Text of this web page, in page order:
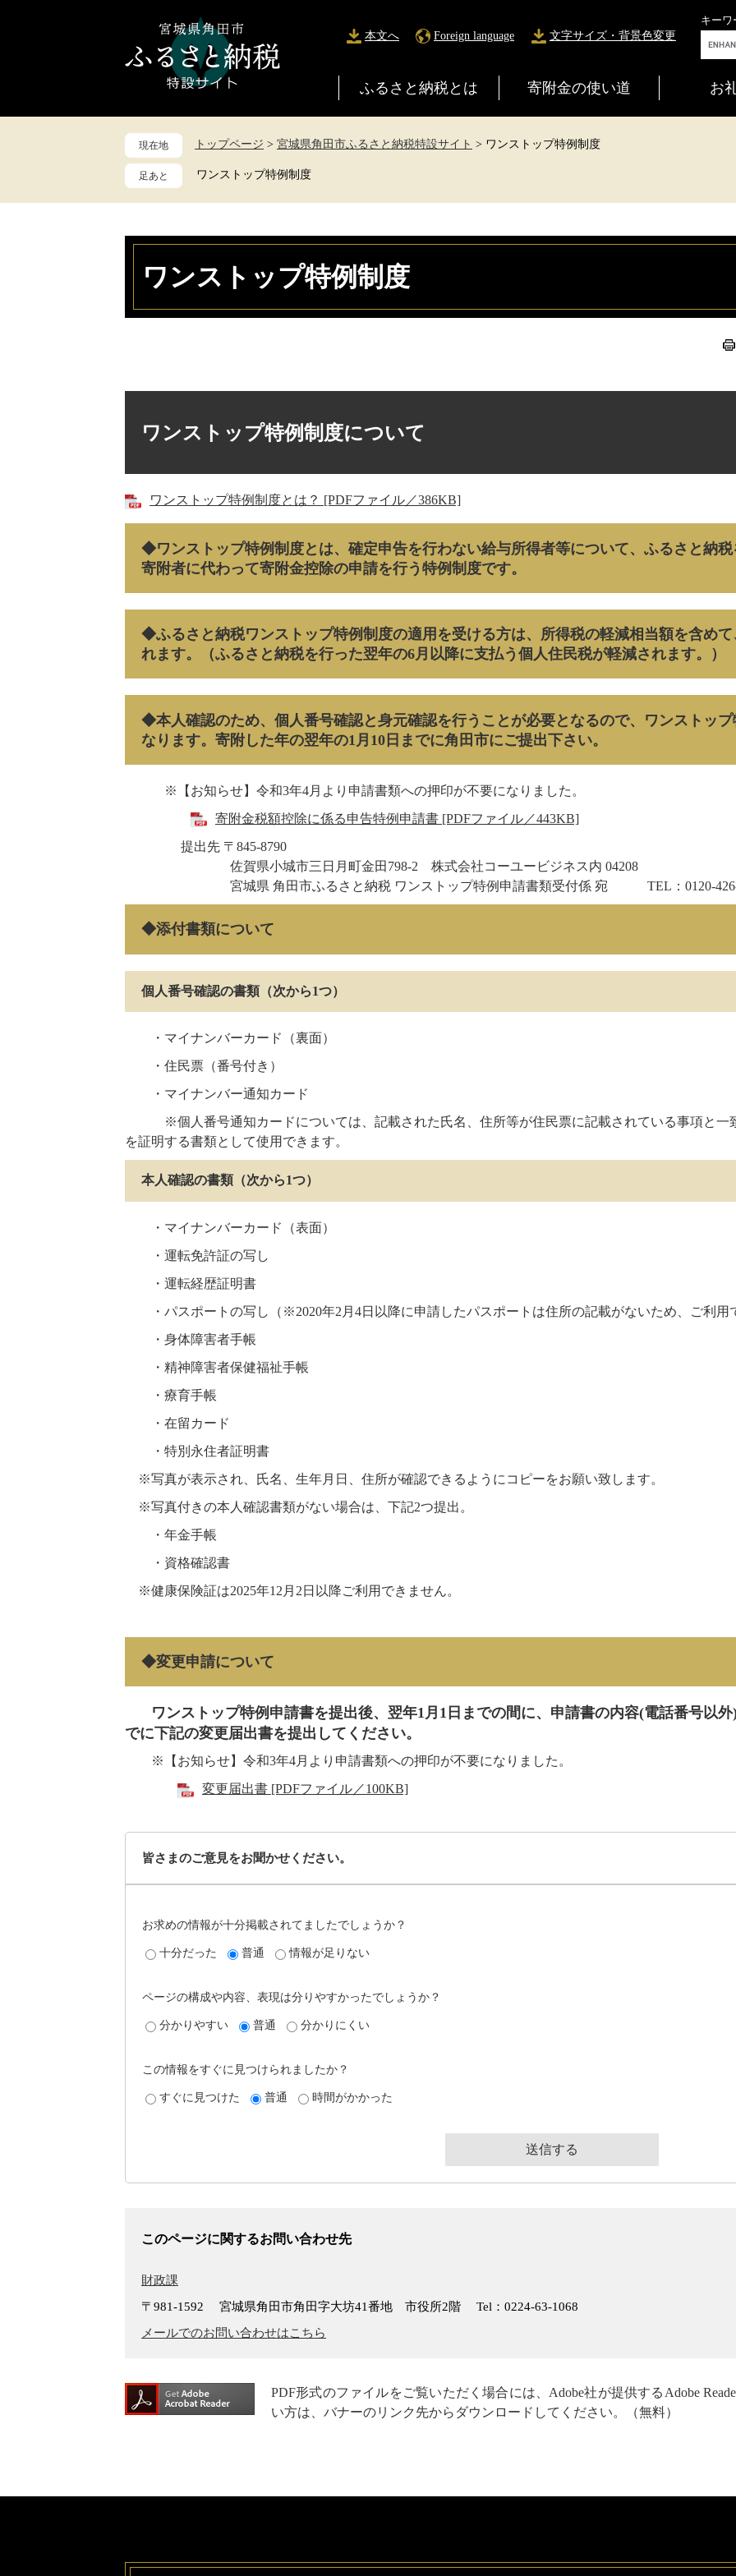
文
本文へ Foreign language 文字サイズ・背景色変更
キーワ
G
o
ふるさと納税とは 寄附金の使い道 お
現在地 トップページ > 宮城県角田市ふるさと納税特設サイト > ワンストップ特例制度
ワンストップ特例制度
本
ワンストップ特例制度
ワンストップ特例制度について
ワンストップ特例制度とは？ [PDFファイル／386KB]
◆ワンストップ特例制度とは、確定申告を行わない給与所得者等について、ふるさと納
寄附者に代わって寄附金控除の申請を行う特例制度です。
◆ふるさと納税ワンストップ特例制度の適用を受ける方は、所得税の軽減相当額を含め
れます。（ふるさと納税を行った翌年の6月以降に支払う個人住民税が軽減されます。）
◆本人確認のため、個人番号確認と身元確認を行うことが必要となるので、ワンストッ
なります。寄附した年の翌年の1月10日までに角田市にご提出下さい。
※【お知らせ】令和3年4月より申請書類への押印が不要になりました。
寄附金税額控除に係る申告特例申請書 [PDFファイル／443KB]
提出先 〒845-8790
佐賀県小城市三日月町金田798-2 株式会社コーユービジネス内 04208
宮城県 角田市ふるさと納税 ワンストップ特例申請書類受付係 宛 TEL：0120-426-
◆添付書類について
個人番号確認の書類（次から1つ）
・マイナンバーカード（裏面）
・住民票（番号付き）
・マイナンバー通知カード
※個人番号通知カードについては、記載された氏名、住所等が住民票に記載されている事項と一
を証明する書類として使用できます。
本人確認の書類（次から1つ）
・マイナンバーカード（表面）
・運転免許証の写し
・運転経歴証明書
・パスポートの写し（※2020年2月4日以降に申請したパスポートは住所の記載がないため、ご利用
・身体障害者手帳
・精神障害者保健福祉手帳
・療育手帳
・在留カード
・特別永住者証明書
※写真が表示され、氏名、生年月日、住所が確認できるようにコピーをお願い致します。
※写真付きの本人確認書類がない場合は、下記2つ提出。
・年金手帳
・資格確認書
※健康保険証は2025年12月2日以降ご利用できません。
◆変更申請について
ワンストップ特例申請書を提出後、翌年1月1日までの間に、申請書の内容(電話番号以
でに下記の変更届出書を提出してください。
※【お知らせ】令和3年4月より申請書類への押印が不要になりました。
変更届出書 [PDFファイル／100KB]
皆さまのご意見をお聞かせください。
お求めの情報が十分掲載されてましたでしょうか？
十分だった 普通 情報が足りない
ページの構成や内容、表現は分りやすかったでしょうか？
分かりやすい 普通 分かりにくい
この情報をすぐに見つけられましたか？
すぐに見つけた 普通 時間がかかった
このページに関するお問い合わせ先
財政課
〒981-1592
宮城県角田市角田字大坊41番地 市役所2階
Tel：0224-63-1068
メールでのお問い合わせはこちら
PDF形式のファイルをご覧いただく場合には、Adobe社が提供するAdobe
い方は、バナーのリンク先からダウンロードしてください。（無料）